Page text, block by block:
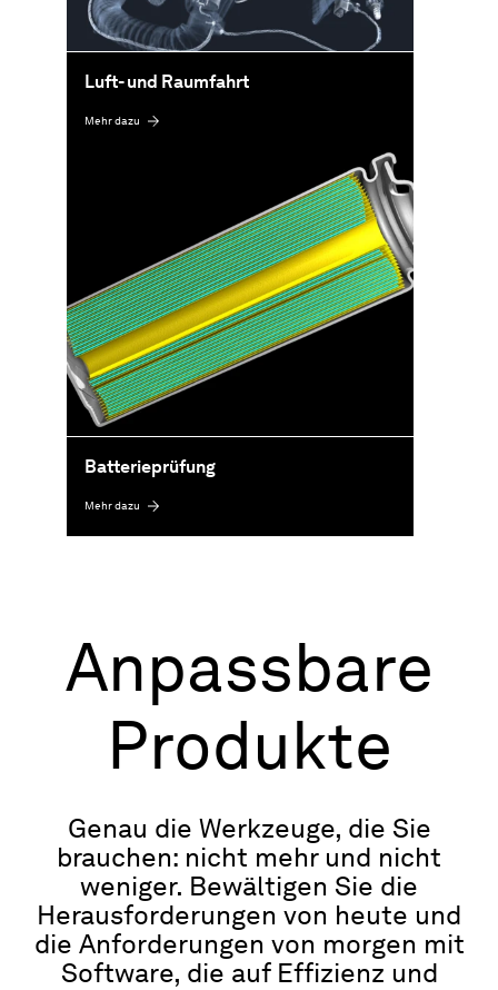
Luft- und Raumfahrt
Mehr dazu
Batterieprüfung
Mehr dazu
Anpassbare
Produkte
Genau die Werkzeuge, die Sie
brauchen: nicht mehr und nicht
weniger. Bewältigen Sie die
Herausforderungen von heute und
die Anforderungen von morgen mit
Software, die auf Effizienz und